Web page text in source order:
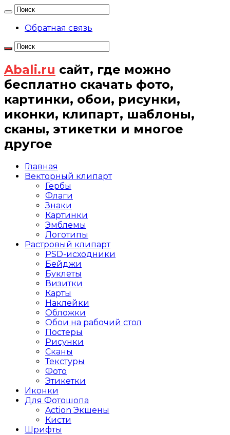
Обратная связь
Abali.ru сайт, где можно
бесплатно скачать фото,
картинки, обои, рисунки,
иконки, клипарт, шаблоны,
сканы, этикетки и многое
другое
Главная
Векторный клипарт
Гербы
Флаги
Знаки
Картинки
Эмблемы
Логотипы
Растровый клипарт
PSD-исходники
Бейджи
Буклеты
Визитки
Карты
Наклейки
Обложки
Обои на рабочий стол
Постеры
Рисунки
Сканы
Текстуры
Фото
Этикетки
Иконки
Для Фотошопа
Action Экшены
Кисти
Шрифты